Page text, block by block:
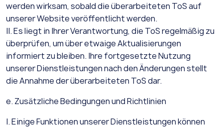
werden wirksam, sobald die überarbeiteten ToS auf
unserer Website veröffentlicht werden.
II. Es liegt in Ihrer Verantwortung, die ToS regelmäßig zu
überprüfen, um über etwaige Aktualisierungen
informiert zu bleiben. Ihre fortgesetzte Nutzung
unserer Dienstleistungen nach den Änderungen stellt
die Annahme der überarbeiteten ToS dar.
e. Zusätzliche Bedingungen und Richtlinien
I. Einige Funktionen unserer Dienstleistungen können